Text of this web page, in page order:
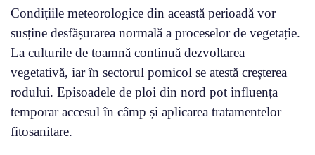
Condițiile meteorologice din această perioadă vor
susține desfășurarea normală a proceselor de vegetație.
La culturile de toamnă continuă dezvoltarea
vegetativă, iar în sectorul pomicol se atestă creșterea
rodului. Episoadele de ploi din nord pot influența
temporar accesul în câmp și aplicarea tratamentelor
fitosanitare.